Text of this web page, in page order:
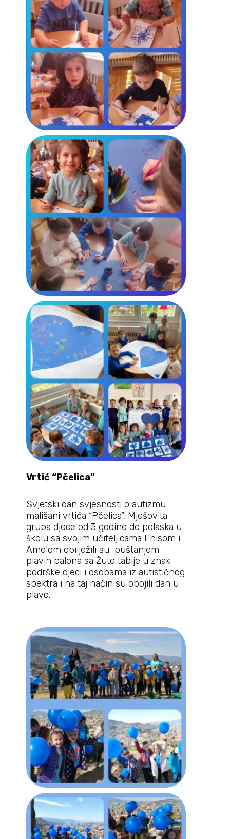
Vrtić “Pčelica”
Svjetski dan svjesnosti o autizmu
mališani vrtića “Pčelica”, Mješovita
grupa djece od 3 godine do polaska u
školu sa svojim učiteljicama Enisom i
Amelom obilježili su puštanjem
plavih balona sa Žute tabije u znak
podrške djeci i osobama iz autističnog
spektra i na taj način su obojili dan u
plavo.